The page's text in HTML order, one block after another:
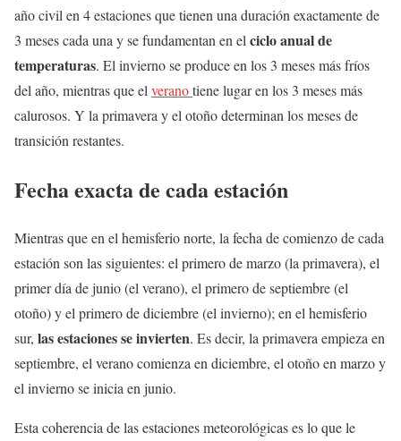
año civil en 4 estaciones que tienen una duración exactamente de
3 meses cada una y se fundamentan en el ciclo anual de
temperaturas. El invierno se produce en los 3 meses más fríos
del año, mientras que el veranotiene lugar en los 3 meses más
calurosos. Y la primavera y el otoño determinan los meses de
transición restantes.
Fecha exacta de cada estación
Mientras que en el hemisferio norte, la fecha de comienzo de cada
estación son las siguientes: el primero de marzo (la primavera), el
primer día de junio (el verano), el primero de septiembre (el
otoño) y el primero de diciembre (el invierno); en el hemisferio
sur, las estaciones se invierten. Es decir, la primavera empieza en
septiembre, el verano comienza en diciembre, el otoño en marzo y
el invierno se inicia en junio.
Esta coherencia de las estaciones meteorológicas es lo que le